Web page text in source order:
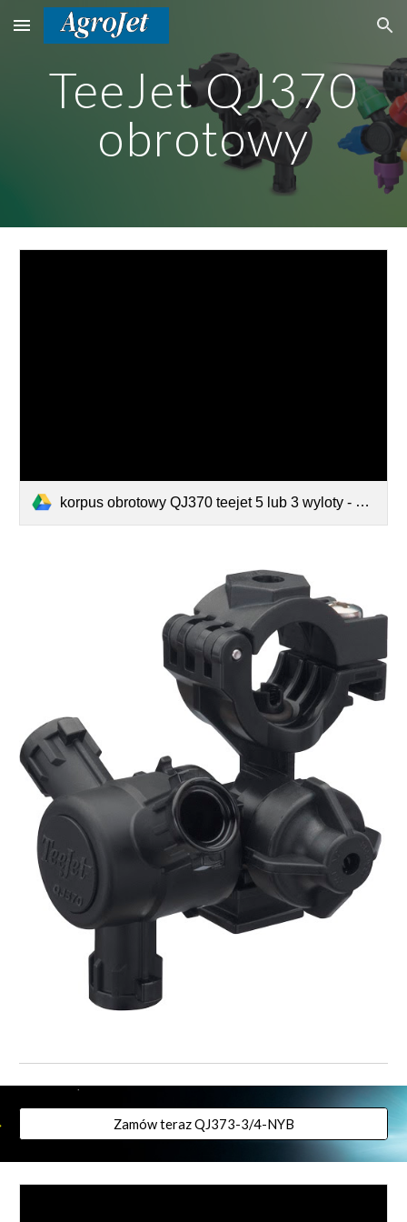
Skip to main content Skip to navigation
TeeJet QJ370
obrotowy
korpus obrotowy QJ370 teejet 5 lub 3 wyloty - do belki opryskowej.pdf
Zamów teraz QJ373-3/4-NYB